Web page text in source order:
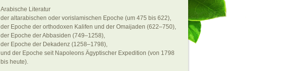
Arabische Literatur
der altarabischen oder vorislamischen Epoche (um 475 bis 622),
der Epoche der orthodoxen Kalifen und der Omaijaden (622–750),
der Epoche der Abbasiden (749–1258),
der Epoche der Dekadenz (1258–1798),
und der Epoche seit Napoleons Ägyptischer Expedition (von 1798
bis heute).